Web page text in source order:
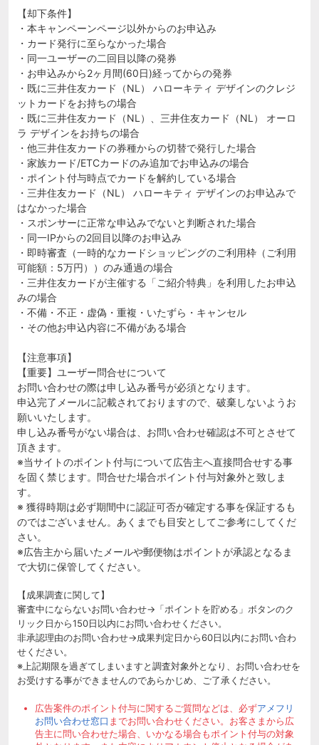
【却下条件】
・本キャンペーンページ以外からのお申込み
・カード発行に至らなかった場合
・同一ユーザーの二回目以降の発券
・お申込みから2ヶ月間(60日)経ってからの発券
・既に三井住友カード（NL） ハローキティ デザインのクレジ
ットカードをお持ちの場合
・既に三井住友カード（NL）、三井住友カード（NL） オーロ
ラ デザインをお持ちの場合
・他三井住友カードの券種からの切替で発行した場合
・家族カード/ETCカードのみ追加でお申込みの場合
・ポイント付与時点でカードを解約している場合
・三井住友カード（NL） ハローキティ デザインのお申込みで
はなかった場合
・スポンサーに正常な申込みでないと判断された場合
・同一IPからの2回目以降のお申込み
・即時審査（一時的なカードショッピングのご利用枠（ご利用
可能額：5万円））のみ通過の場合
・三井住友カードが主催する「ご紹介特典」を利用したお申込
みの場合
・不備・不正・虚偽・重複・いたずら・キャンセル
・その他お申込内容に不備がある場合
【注意事項】
【重要】ユーザー問合せについて
お問い合わせの際は申し込み番号が必須となります。
申込完了メールに記載されておりますので、破棄しないようお
願いいたします。
申し込み番号がない場合は、お問い合わせ確認は不可とさせて
頂きます。
※当サイトのポイント付与について広告主へ直接問合せする事
を固く禁じます。問合せた場合ポイント付与対象外と致しま
す。
※ 獲得時期は必ず期間中に認証可否が確定する事を保証するも
のではございません。あくまでも目安としてご参考にしてくだ
さい。
※広告主から届いたメールや郵便物はポイントが承認となるま
で大切に保管してください。
【成果調査に関して】
審査中にならないお問い合わせ→「ポイントを貯める」ボタンのク
リック日から150日以内にお問い合わせください。
非承認理由のお問い合わせ→成果判定日から60日以内にお問い合わ
せください。
※上記期限を過ぎてしまいますと調査対象外となり、お問い合わせを
お受けする事ができませんのであらかじめ、ご了承ください。
広告案件のポイント付与に関するご質問などは、必ずアメフリ
お問い合わせ窓口 までお問い合わせください。お客さまから広
告主に問い合わせた場合、いかなる場合もポイント付与の対象